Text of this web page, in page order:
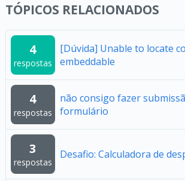
TÓPICOS RELACIONADOS
4
respostas
[Dúvida] Unable to locate
embeddable
4
respostas
não consigo fazer
formulário
3
respostas
Desafio: Calculadora de